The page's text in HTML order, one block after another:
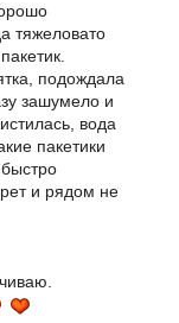
тяжеловато
подождала
зашумело и
вода
пакетики
и рядом не